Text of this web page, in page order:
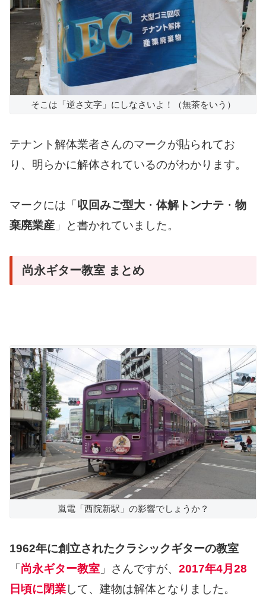
そこは「逆さ文字」にしなさいよ！（無茶をいう）
テナント解体業者さんのマークが貼られてお
り、明らかに解体されているのがわかります。
マークには「 収回みご型大 ・ 体解トンナテ ・ 物
棄廃業産 」と書かれていました。
尚永ギター教室 まとめ
嵐電「西院新駅」の影響でしょうか？
1962年に創立されたクラシックギターの教室
「 尚永ギター教室 」さんですが、 2017年4月28
日頃に閉業して、建物は解体となりました。